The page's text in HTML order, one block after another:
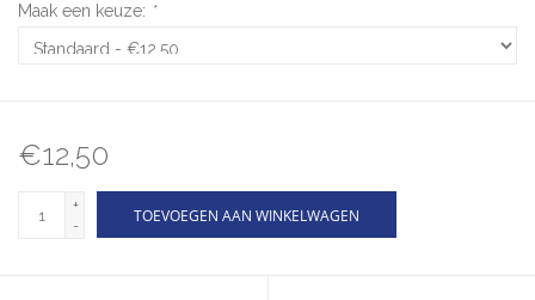
Maak een keuze: *
€12,50
+
-
TOEVOEGEN AAN WINKELWAGEN